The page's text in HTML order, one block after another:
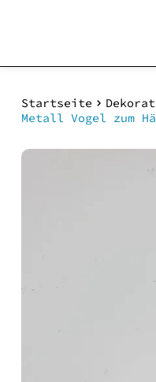
Startseite
Metall Vogel zum